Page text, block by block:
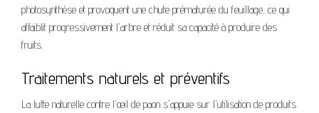
photosynthèse et provoquent une chute prématurée du feuillage, ce qui
affaiblit progressivement l'arbre et réduit sa capacité à produire des
fruits.
Traitements naturels et préventifs
La lutte naturelle contre l'œil de paon s'appuie sur l'utilisation de produits